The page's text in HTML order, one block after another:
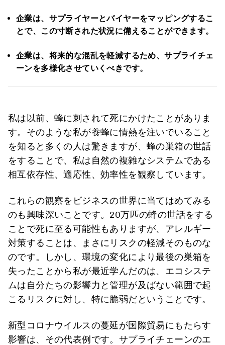
企業は、サプライヤーとバイヤーをマッピングするこ
とで、この寸断された状況に備えることができます。
企業は、将来的な混乱を軽減するため、サプライチェ
ーンを多様化させていくべきです。
私は以前、蜂に刺されて死にかけたことがありま
す。そのような私が養蜂に情熱を注いでいること
を知ると多くの人は驚きますが、蜂の巣箱の世話
をすることで、私は自然の複雑なシステムである
相互依存性、適応性、効率性を観察しています。
これらの観察をビジネスの世界に当てはめてみる
のも興味深いことです。20万匹の蜂の世話をする
ことで死に至る可能性もありますが、アレルギー
対策することは、まさにリスクの軽減そのものな
のです。しかし、環境の変化により最後の巣箱を
失ったことから私が最近学んだのは、エコシステ
ムは自分たちの影響力と管理が及ばない範囲で起
こるリスクに対し、特に脆弱だということです。
新型コロナウイルスの蔓延が国際貿易にもたらす
影響は、その代表例です。サプライチェーンのエ